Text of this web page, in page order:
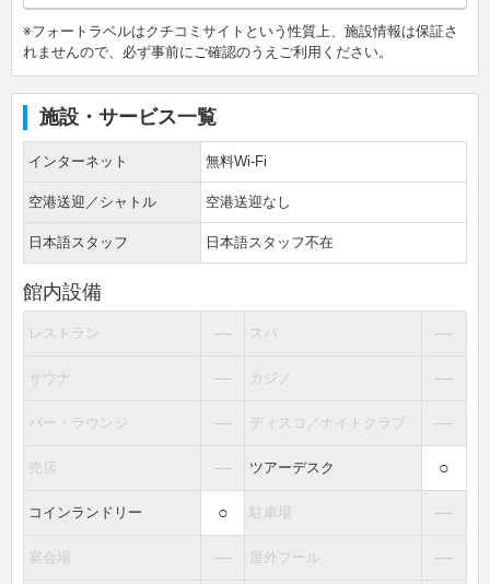
※フォートラベルはクチコミサイトという性質上、施設情報は保証さ
れませんので、必ず事前にご確認のうえご利用ください。
施設・サービス一覧
インターネット 無料Wi-Fi
空港送迎／シャトル 空港送迎なし
日本語スタッフ 日本語スタッフ不在
館内設備
レストラン ― スパ ―
サウナ ― カジノ ―
バー・ラウンジ ― ディスコ／ナイトクラブ ―
売店 ― ツアーデスク ○
コインランドリー ○ 駐車場 ―
宴会場 ― 屋外プール ―